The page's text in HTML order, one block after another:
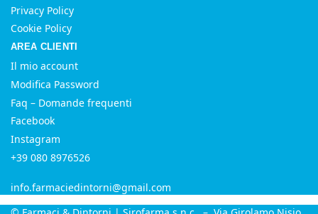
Privacy Policy
Cookie Policy
AREA CLIENTI
Il mio account
Modifica Password
Faq – Domande frequenti
Facebook
Instagram
+39 080 8976526
info.farmaciedintorni@gmail.com